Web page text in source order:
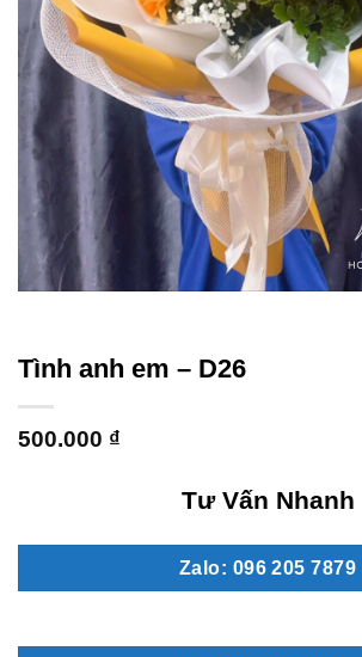
Tình anh em – D26
500.000 ₫
Tư Vấn Nhanh
Zalo: 096 205 7879